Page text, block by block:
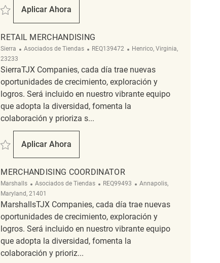
Salvar Merchandising Associate REQ134400
Aplicar Ahora
Merchandising Associate
RETAIL MERCHANDISING
Sierra Categoría
Asociados de Tiendas ReqId
REQ139472 Ubicación
Henrico, Virginia,
23233
SierraTJX Companies, cada día trae nuevas
oportunidades de crecimiento, exploración y
logros. Será incluido en nuestro vibrante equipo
que adopta la diversidad, fomenta la
colaboración y prioriza s...
Salvar Retail Merchandising REQ139472
Aplicar Ahora
Retail Merchandising
MERCHANDISING COORDINATOR
Marshalls Categoría
Asociados de Tiendas ReqId
REQ99493 Ubicación
Annapolis,
Maryland, 21401
MarshallsTJX Companies, cada día trae nuevas
oportunidades de crecimiento, exploración y
logros. Será incluido en nuestro vibrante equipo
que adopta la diversidad, fomenta la
colaboración y prioriz...